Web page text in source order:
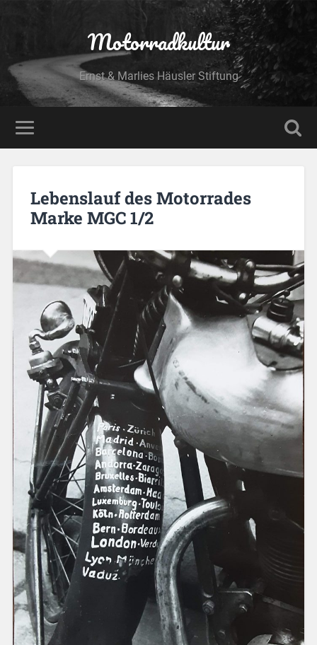
Motorradkultur
Ernst & Marlies Häusler Stiftung
Lebenslauf des Motorrades
Marke MGC 1/2